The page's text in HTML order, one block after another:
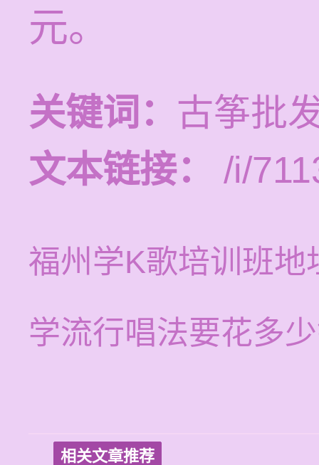
元。
关键词： 古筝批
文本链接：
/i/
福州学K歌培训班地
学流行唱法要花多
相关文章推荐